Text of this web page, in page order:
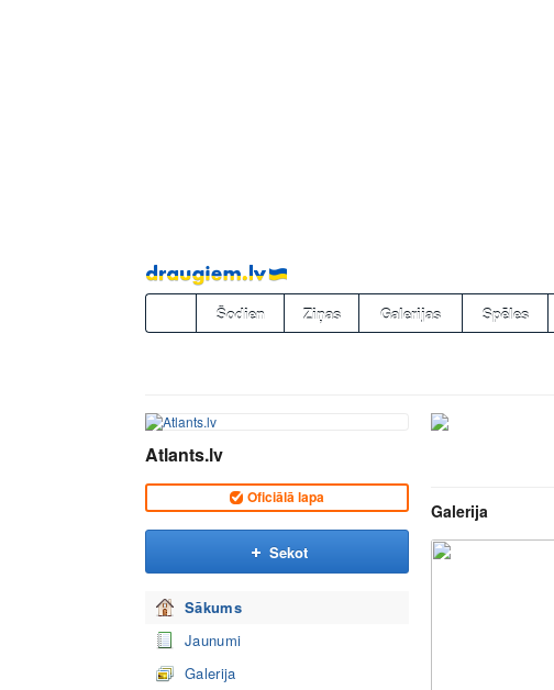
Pāriet
uz
saturu
Šodien Ziņas Galerijas Spēles
Atlants.lv
Oficiālā lapa
Sekot
Sākums
Jaunumi
Galerija
Galerija